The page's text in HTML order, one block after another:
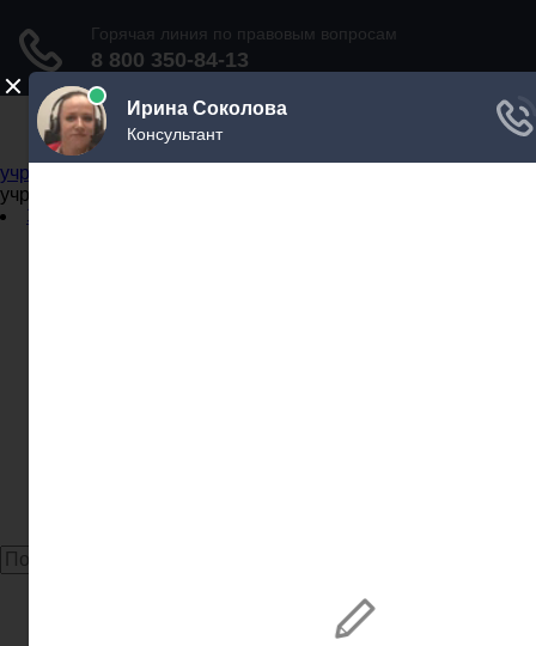
Не официальный справочник государственных
учреждений
учреждений
Задать вопрос юристу